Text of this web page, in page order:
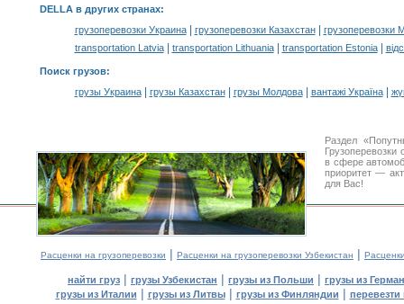
DELLA в других странах:
грузоперевозки Украина| грузоперевозки Казахстан|
грузоперевозки
transportation Latvia| transportation Lithuania| transportation Estonia|
Поиск грузов:
грузы Украина| грузы Казахстан| грузы Молдова| вантажі Україна|
Раздел
в сфере
приоритет —
для Вас!
Расценки на грузоперевозки | Расценки на грузоперевозки Узбекистан |
найти груз | грузы Узбекистан | грузы из Польши | грузы из
грузы из Италии | грузы из Литвы| грузы из Финляндии | перевезти